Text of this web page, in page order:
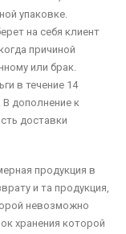
упаковке.
на себя клиент
причиной
или брак.
в течение 14
дополнение к
доставки
продукция в
и та продукция,
невозможно
хранения которой